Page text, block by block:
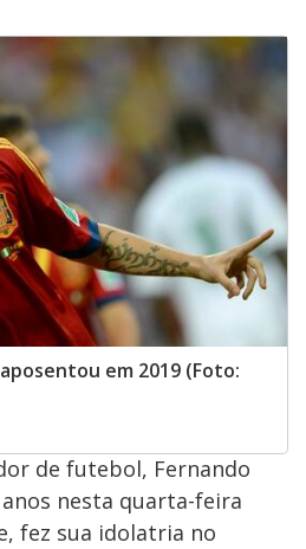
em 2019 (Foto:
de futebol, Fernando
nesta quarta-feira
fez sua idolatria no